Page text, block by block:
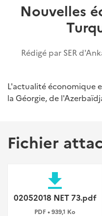
Nouvelles
Rédigé par SER
L'actualité économique
la Géorgie, de
Fichier
file_download
02052018 NET 73.pdf
PDF • 939,1 Ko